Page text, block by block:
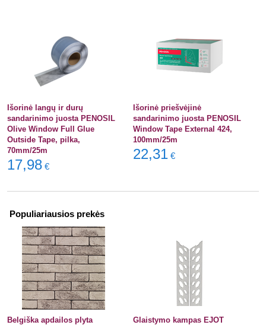
Išorinė langų ir durų
sandarinimo juosta PENOSIL
Olive Window Full Glue
Outside Tape, pilka,
70mm/25m
17,98 €
Išorinė priešvėjinė
sandarinimo juosta PENOSIL
Window Tape External 424,
100mm/25m
22,31 €
Populiariausios prekės
Belgiška apdailos plyta
Glaistymo kampas EJOT